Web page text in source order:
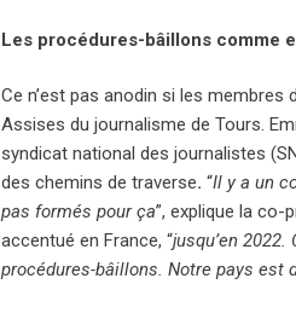
Les procédures-bâillons comme
Ce n’est pas anodin si les
Assises du journalisme de Tours.
syndicat national des journalistes
des chemins de traverse.“Il y a un
pas formés pour ça”, explique la co-
accentué en France, “jusqu’en
procédures-bâillons. Notre pays est